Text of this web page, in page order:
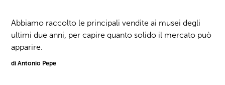
Abbiamo raccolto le principali vendite ai musei degli
ultimi due anni, per capire quanto solido il mercato può
apparire.
di Antonio Pepe